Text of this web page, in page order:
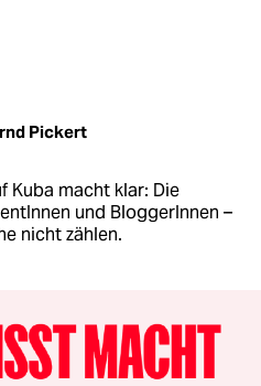
Pickert
Kuba macht klar: Die
und BloggerInnen –
nicht zählen.